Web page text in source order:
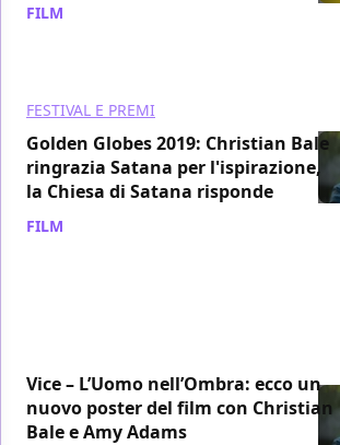
FILM
FESTIVAL E PREMI
Golden Globes 2019: Christian Bale
ringrazia Satana per l'ispirazione,
la Chiesa di Satana risponde
FILM
Vice – L’Uomo nell’Ombra: ecco un
nuovo poster del film con Christian
Bale e Amy Adams